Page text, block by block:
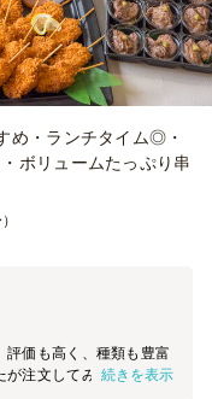
め・ランチタイム◎・
ボリュームたっぷり串
価も高く、種類も豊富
が注文してみました。期
続きを表示